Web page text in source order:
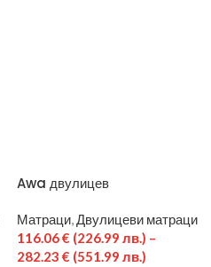
Awa двулицев
Матраци,Двулицеви матраци
116.06€ (226.99 лв.) –
282.23 € (551.99 лв.)